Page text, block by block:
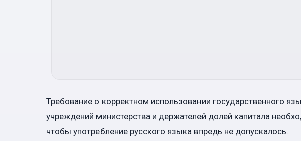
Требование о корректном использовании государственного
учреждений министерства и держателей долей капитала
чтобы употребление русского языка впредь не допускалось.